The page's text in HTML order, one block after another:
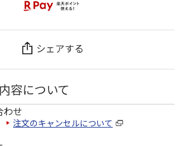
シェアする
容について
わせ
注文のキャンセルについて